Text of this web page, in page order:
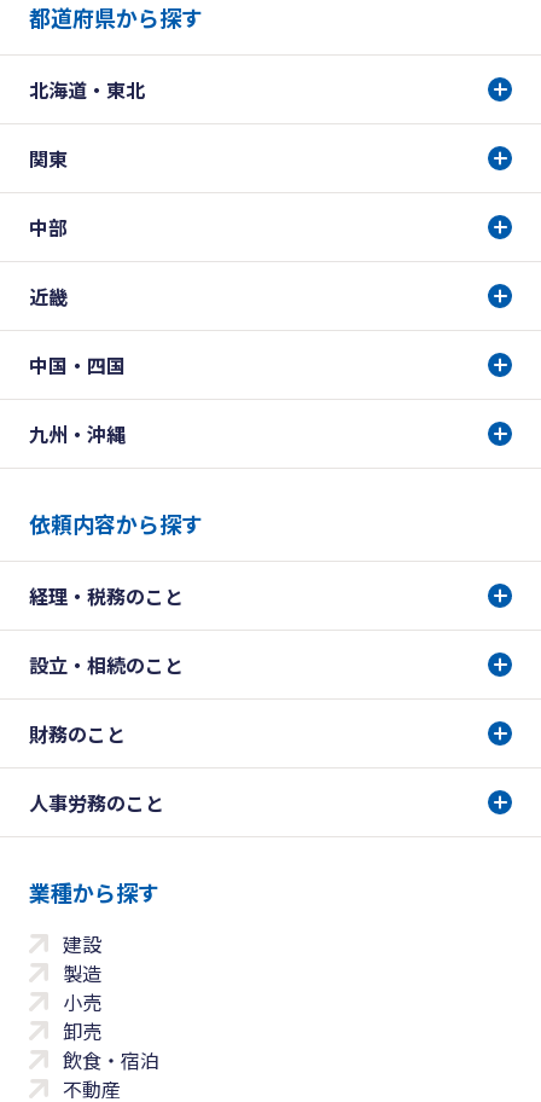
都道府県から探す
北海道・東北
関東
中部
近畿
中国・四国
九州・沖縄
依頼内容から探す
経理・税務のこと
設立・相続のこと
財務のこと
人事労務のこと
業種から探す
建設
製造
小売
卸売
飲食・宿泊
不動産